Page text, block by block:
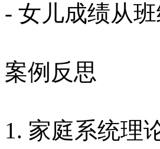
- 女儿成绩从
案例反思
1. 家庭系统理